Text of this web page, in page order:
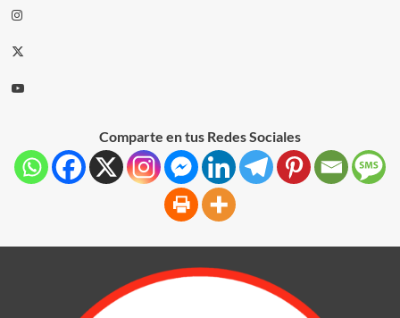
Comparte en tus Redes Sociales